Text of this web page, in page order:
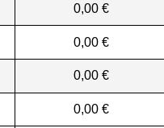
0,00 €
0,00 €
0,00 €
0,00 €